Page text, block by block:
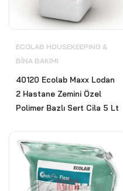
ECOLAB HOUSEKEEPING &
BİNA BAKIMI
40120 Ecolab Maxx Lodan
2 Hastane Zemini Özel
Polimer Bazlı Sert Cila 5 Lt